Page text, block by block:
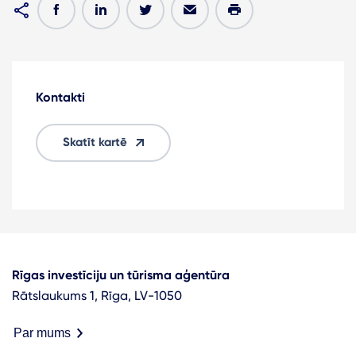
Kontakti
Skatīt kartē
Rīgas investīciju un tūrisma aģentūra
Rātslaukums 1, Rīga, LV-1050
Par mums